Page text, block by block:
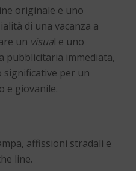
originale e uno
di una vacanza a
un visual e uno
pubblicitaria immediata,
significative per un
e giovanile.
affissioni stradali e
line.